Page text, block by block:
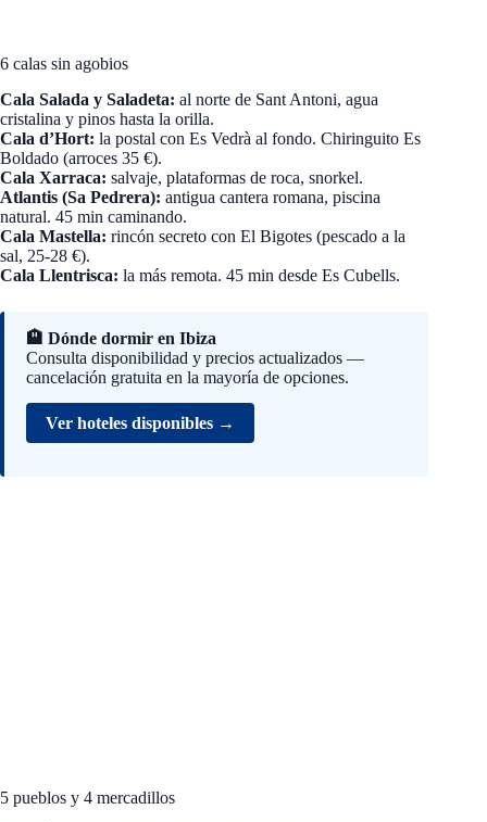
6 calas sin agobios
Cala Salada y Saladeta: al norte de Sant Antoni, agua
cristalina y pinos hasta la orilla.
Cala d’Hort: la postal con Es Vedrà al fondo. Chiringuito Es
Boldado (arroces 35 €).
Cala Xarraca: salvaje, plataformas de roca, snorkel.
Atlantis (Sa Pedrera): antigua cantera romana, piscina
natural. 45 min caminando.
Cala Mastella: rincón secreto con El Bigotes (pescado a la
sal, 25-28 €).
Cala Llentrisca: la más remota. 45 min desde Es Cubells.
🏨 Dónde dormir en Ibiza
Consulta disponibilidad y precios actualizados —
cancelación gratuita en la mayoría de opciones.
Ver hoteles disponibles →
5 pueblos y 4 mercadillos